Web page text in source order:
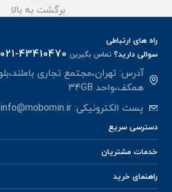
برگشت به بالا
راه های ارتباطی
سوالی دارید؟تماس بگیرین 021-43410470
همکف،واحد 34GB
پست الکترونیکی:info@mobomin.ir
دسترسی سریع
خدمات مشتریان
راهنمای خرید